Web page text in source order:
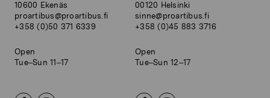
10600 Ekenäs
proartibus@proartibus.fi
+358 (0)50 371 6339
Open
Tue–Sun 11–17
00120 Helsinki
sinne@proartibus.fi
+358 (0)45 883 3716
Open
Tue–Sun 12–17